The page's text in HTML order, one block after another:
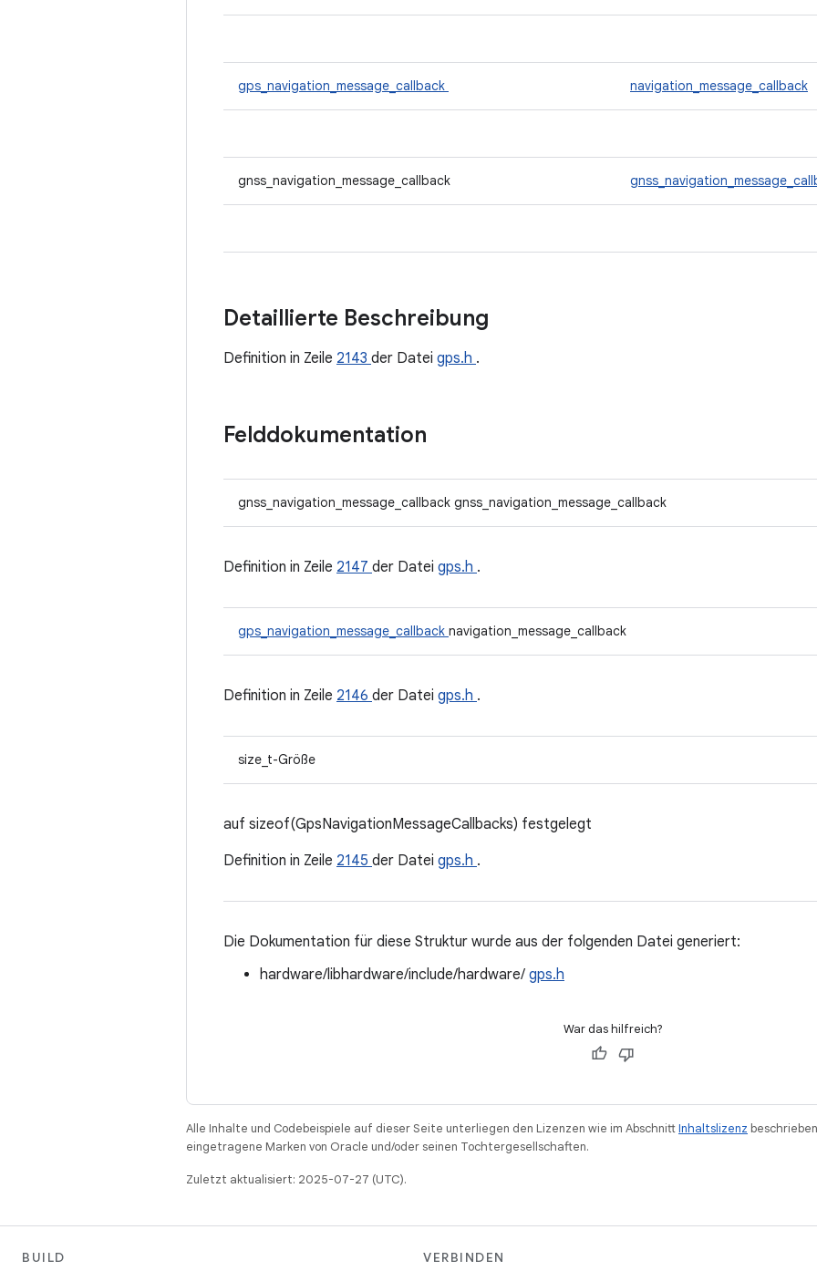
gps_navigation_message_callback navigation_message_callback
gnss_navigation_message_callback
Detaillierte Beschreibung
Definition in Zeile 2143 der Datei gps.h .
Felddokumentation
gnss_navigation_message_callback gnss_navigation_message_callback
Definition in Zeile 2147 der Datei gps.h .
gps_navigation_message_callback navigation_message_callback
Definition in Zeile 2146 der Datei gps.h .
size_t-Größe
auf sizeof(GpsNavigationMessageCallbacks) festgelegt
Definition in Zeile 2145 der Datei gps.h .
Die Dokumentation für diese Struktur wurde aus der folgenden Datei generiert:
hardware/libhardware/include/hardware/ gps.h
War das hilfreich?
Alle Inhalte und Codebeispiele auf dieser Seite unterliegen den Lizenzen wie im AbschnittInhaltslizenz
eingetragene Marken von Oracle und/oder seinen Tochtergesellschaften.
Zuletzt aktualisiert: 2025-07-27 (UTC).
BUILD VERBINDEN